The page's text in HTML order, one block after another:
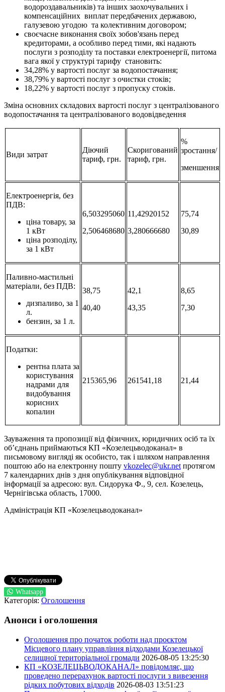
водороздавальників) та інших заохочувальних і
компенсаційних виплат передбачених державою,
галузевою угодою та колективним договором;
своєчасне виконання своїх зобов'язань перед
кредиторами, а особливо перед тими, які надають
послуги з розподілу та поставки електроенергії, питома
вага якої у структурі тарифу становить:
34,28% у вартості послуг за водопостачання;
38,79% у вартості послуг з очистки стоків;
18,22% у вартості послуг з пропуску стоків.
Зміна основних складових вартості послуг з централізованого
водопостачання та централізованого водовідведення
Види затрат
Діючий
тариф, грн.
Скоригований
тариф, грн.
%
зростання/
зменшення
Електроенергія, без
ПДВ:
ціна товару, за
1 кВт
ціна розподілу,
за 1 кВт
6,503295060
2,506468680
11,42920152
3,280666680
75,74
30,89
Паливно-мастильні
матеріали, без ПДВ:
дизпаливо, за 1
л.
бензин, за 1 л.
38,75
40,40
42,1
43,35
8,65
7,30
Податки:
рентна плата за
користування
надрами для
видобування
корисних
копалин
215365,96 261541,18 21,44
Зауваження та пропозиції від фізичних, юридичних осіб та їх
об’єднань приймаються КП «Козелецьводоканал» в
письмовому вигляді як особисто, так і шляхом направлення
поштою або на електронну пошту vkozelec@ukr.net протягом
7 календарних днів з дня опублікування відповідної
інформації за адресою: вул. Сидорука Ф., 9, сел. Козелець,
Чернігівська область, 17000.
Адміністрація КП «Козелецьводоканал»
Whatsapp
Категорія: Оголошення
Анонси і оголошення
Оголошення про початок роботи над проєктом
Місцевого плану управління відходами Козелецької
селищної територіальної громади 2026-08-05 13:25:30
КП «КОЗЕЛЕЦЬВОДОКАНАЛ» повідомляє, що
проведено перерахунок вартості послуги з вивезення
рідких побутових відходів 2026-08-03 13:51:23